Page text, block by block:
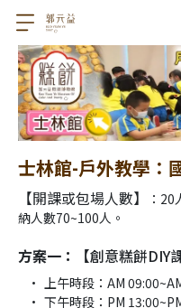
士林館-戶外教學：
【開課或包場人數】
：
納人數70~100人。
方案一：【創意糕餅DIY
上午時段：AM
下午時段：PM